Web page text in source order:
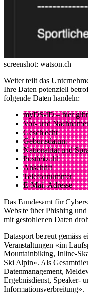
screenshot: watson.ch
Weiter teilt das
Ihre Daten potenziell
folgende Daten handeln:
myDS-ID –hier
Vor- und
Geschlecht
Geburtsdatum
Nationalität und
Postleitzahl
Anschrift
Telefonnummer
E-Mail-Adresse
Das Bundesamt für
Website über Phishing
mit gestohlenen Daten
Datasport betreut gemäss
Veranstaltungen «im
Mountainbiking, Inline-
Ski Alpin». Als
Datenmanagement,
Ergebnisdienst, Speaker-
Informationsverbreitung».